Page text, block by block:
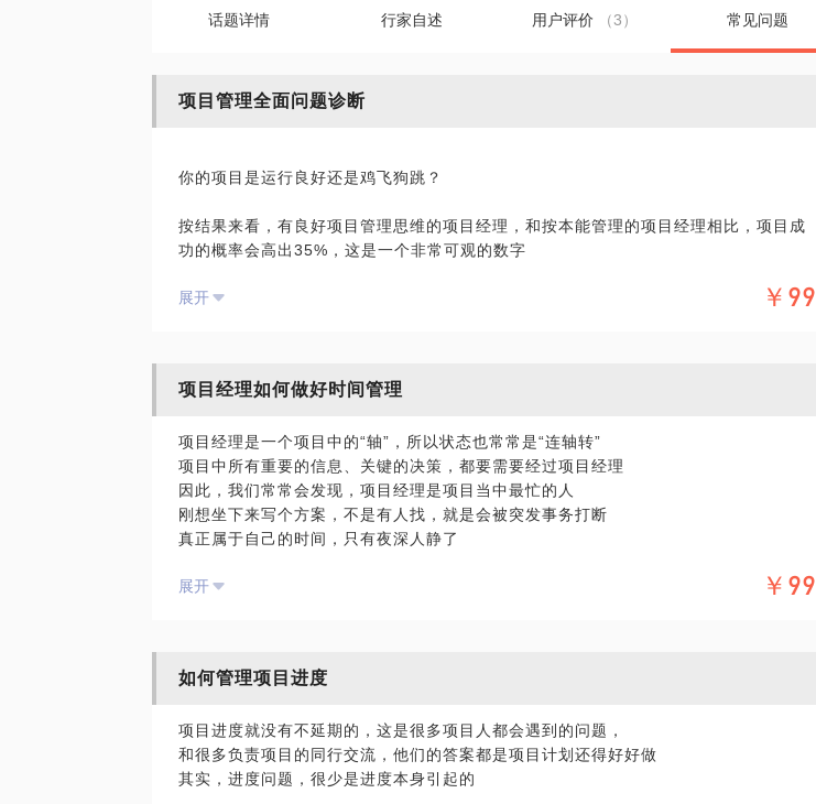
话题详情 行家自述 用户评价 （3） 常见问题
项目管理全面问题诊断
你的项目是运行良好还是鸡飞狗跳？
按结果来看，有良好项目管理思维的项目经理，和按本能管理的项目经理相比，项目成
功的概率会高出35%，这是一个非常可观的数字
流程形同虚设
而你也总是在救火
……
所有的一切都是表象，找到问题的根因，对症下药，才能解决问题
也在给企业做内训和咨询的过程中帮助客户解决过形形色色的实际问题
PS: 请在咨询前，对你所遇到的问题做一个具体描述，方便我们更高效的解决问题
展开 ￥99
项目经理如何做好时间管理
项目经理是一个项目中的“轴”，所以状态也常常是“连轴转”
项目中所有重要的信息、关键的决策，都要需要经过项目经理
因此，我们常常会发现，项目经理是项目当中最忙的人
刚想坐下来写个方案，不是有人找，就是会被突发事务打断
真正属于自己的时间，只有夜深人静了
项目经理可不可以做好时间管理呢？
过去的工作中，我帮助数十位项目经理梳理过他们的时间分配和任务管理
项目经理的时间，应该花在那些对项目起重要影响的事情上
抓住这个重点，其他的事都有方法解决
展开 ￥99
如何管理项目进度
项目进度就没有不延期的，这是很多项目人都会遇到的问题，
和很多负责项目的同行交流，他们的答案都是项目计划还得好好做
其实，进度问题，很少是进度本身引起的